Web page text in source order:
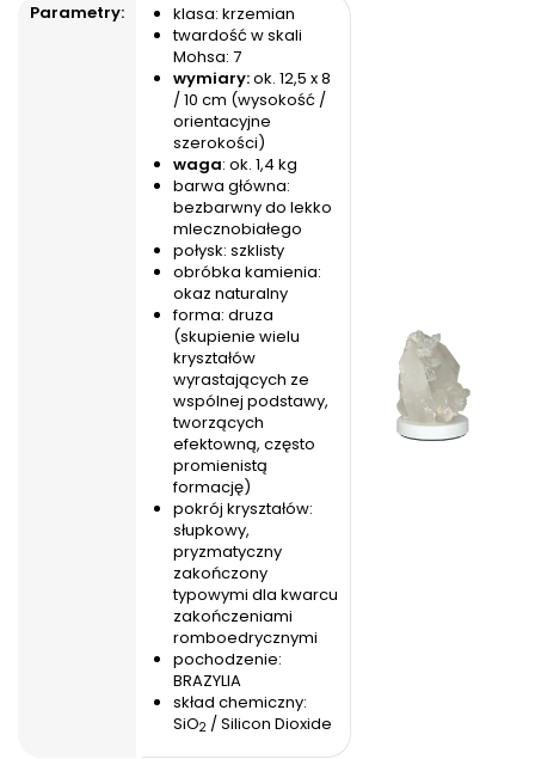
Parametry:
klasa: krzemian
twardość w skali
Mohsa: 7
wymiary:ok. 12,5 x 8
/ 10 cm (wysokość /
orientacyjne
szerokości)
waga: ok. 1,4 kg
barwa główna:
bezbarwny do lekko
mlecznobiałego
połysk: szklisty
obróbka kamienia:
okaz naturalny
forma: druza
(skupienie wielu
kryształów
wyrastających ze
wspólnej podstawy,
tworzących
efektowną, często
promienistą
formację)
pokrój kryształów:
słupkowy,
pryzmatyczny
zakończony
typowymi dla kwarcu
zakończeniami
romboedrycznymi
pochodzenie:
BRAZYLIA
skład chemiczny:
SiO2 / Silicon Dioxide